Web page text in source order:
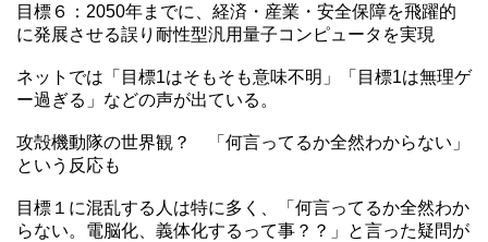
目標６：2050年までに、経済・産業・安全保障を飛躍的
に発展させる誤り耐性型汎用量子コンピュータを実現
ネットでは「目標1はそもそも意味不明」「目標1は無理ゲ
ー過ぎる」などの声が出ている。
攻殻機動隊の世界観？ 「何言ってるか全然わからない」
という反応も
目標１に混乱する人は特に多く、「何言ってるか全然わか
らない。電脳化、義体化するって事？？」と言った疑問が